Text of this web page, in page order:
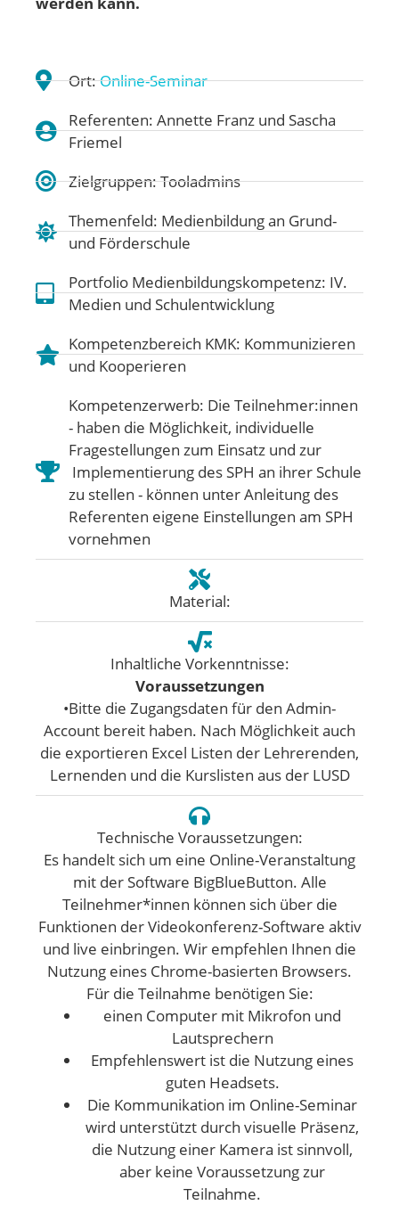
Ort:Online-Seminar
Referenten: Annette Franz und Sascha
Friemel
Zielgruppen: Tooladmins
Themenfeld: Medienbildung an Grund-
und Förderschule
Portfolio Medienbildungskompetenz: IV.
Medien und Schulentwicklung
Kompetenzbereich KMK: Kommunizieren
und Kooperieren
Kompetenzerwerb: Die Teilnehmer:innen
- haben die Möglichkeit, individuelle
Fragestellungen zum Einsatz und zur
Implementierung des SPH an ihrer Schule
zu stellen - können unter Anleitung des
Referenten eigene Einstellungen am SPH
vornehmen
Material:
Inhaltliche Vorkenntnisse:
Voraussetzungen
•Bitte die Zugangsdaten für den Admin-
Account bereit haben. Nach Möglichkeit auch
die exportieren Excel Listen der Lehrerenden,
Lernenden und die Kurslisten aus der LUSD
Technische Voraussetzungen:
Es handelt sich um eine Online-Veranstaltung
mit der Software BigBlueButton. Alle
Teilnehmer*innen können sich über die
Funktionen der Videokonferenz-Software aktiv
und live einbringen. Wir empfehlen Ihnen die
Nutzung eines Chrome-basierten Browsers.
Für die Teilnahme benötigen Sie:
einen Computer mit Mikrofon und
Lautsprechern
Empfehlenswert ist die Nutzung eines
guten Headsets.
Die Kommunikation im Online-Seminar
wird unterstützt durch visuelle Präsenz,
die Nutzung einer Kamera ist sinnvoll,
aber keine Voraussetzung zur
Teilnahme.